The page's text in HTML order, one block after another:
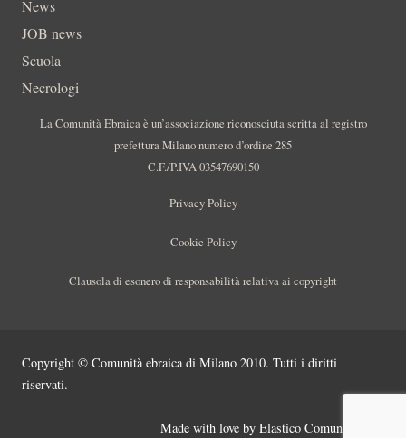
News
JOB news
Scuola
Necrologi
La Comunità Ebraica è un’associazione riconosciuta scritta al registro
prefettura Milano numero d’ordine 285
C.F./P.IVA 03547690150
Privacy Policy
Cookie Policy
Clausola di esonero di responsabilità relativa ai copyright
Copyright © Comunità ebraica di Milano 2010. Tutti i diritti
riservati.
Made with love by Elastico Comunicazione